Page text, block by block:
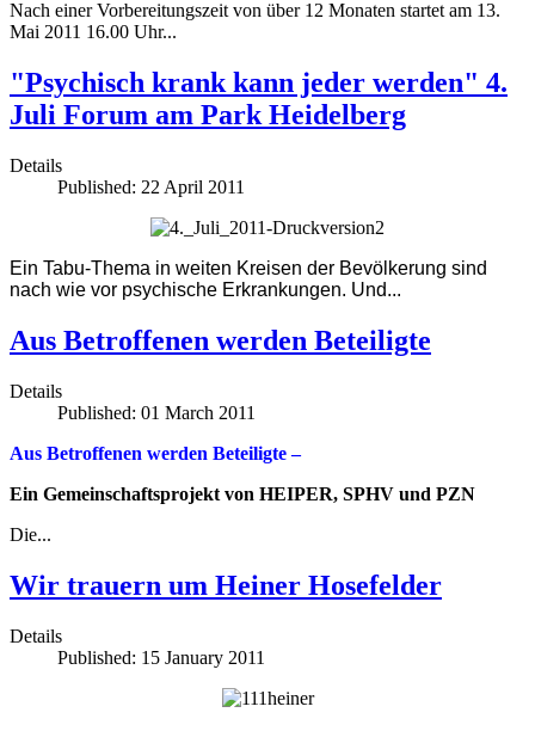
Nach einer Vorbereitungszeit von über 12 Monaten startet am 13.
Mai 2011 16.00 Uhr...
"Psychisch krank kann jeder werden" 4.
Juli Forum am Park Heidelberg
Details
Published: 22 April 2011
Ein Tabu-Thema in weiten Kreisen der Bevölkerung sind
nach wie vor psychische Erkrankungen. Und...
Aus Betroffenen werden Beteiligte
Details
Published: 01 March 2011
Aus Betroffenen werden Beteiligte –
Ein Gemeinschaftsprojekt von HEIPER, SPHV und PZN
Die...
Wir trauern um Heiner Hosefelder
Details
Published: 15 January 2011